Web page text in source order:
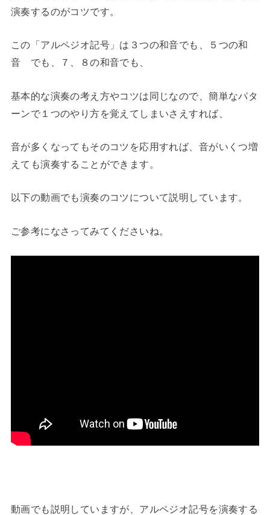
演奏するのがコツです。
この「アルペジオ記号」は３つの和音でも、５つの和
音 でも、７、８の和音でも、
基本的な演奏の考え方やコツは同じなので、簡単なパタ
ーンで１つのやり方を覚えてしまいさえすれば、
音が多くなってもそのコツを応用すれば、音がいくつ増
えても演奏することができます。
以下の動画でも演奏のコツについて説明しています。
ご参考になさってみてくださいね。
動画でも説明していますが、アルペジオ記号を演奏する